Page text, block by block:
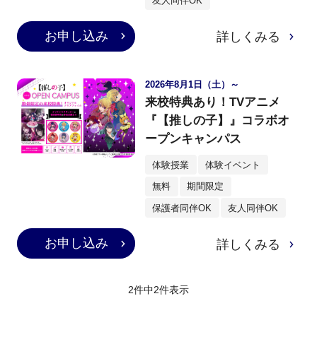
お申し込み 詳しくみる
2026年8月1日（土）～
来校特典あり！TVアニメ
『【推しの子】』コラボオ
ープンキャンパス
体験授業 体験イベント
無料 期間限定
保護者同伴OK 友人同伴OK
お申し込み 詳しくみる
2件中2件表示